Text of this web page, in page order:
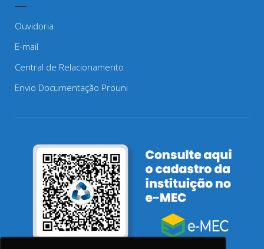
Ouvidoria
E-mail
Central de Relacionamento
Envio Documentação Prouni